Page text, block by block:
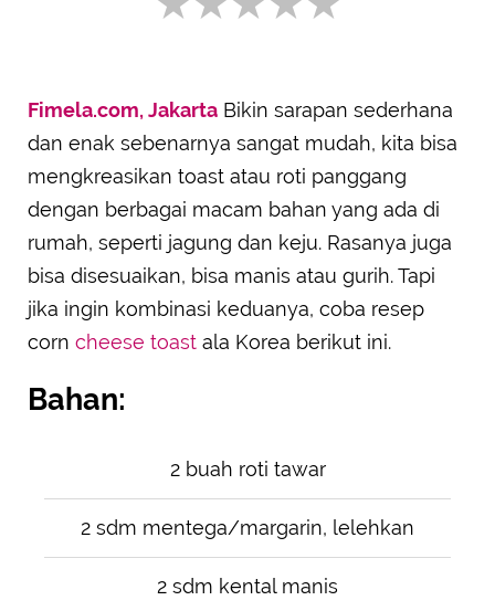
SUBMIT REVIEW
Fimela.com, Jakarta Bikin sarapan sederhana
dan enak sebenarnya sangat mudah, kita bisa
mengkreasikan toast atau roti panggang
dengan berbagai macam bahan yang ada di
rumah, seperti jagung dan keju. Rasanya juga
bisa disesuaikan, bisa manis atau gurih. Tapi
jika ingin kombinasi keduanya, coba resep
corn cheese toast ala Korea berikut ini.
Bahan:
2 buah roti tawar
2 sdm mentega/margarin, lelehkan
2 sdm kental manis